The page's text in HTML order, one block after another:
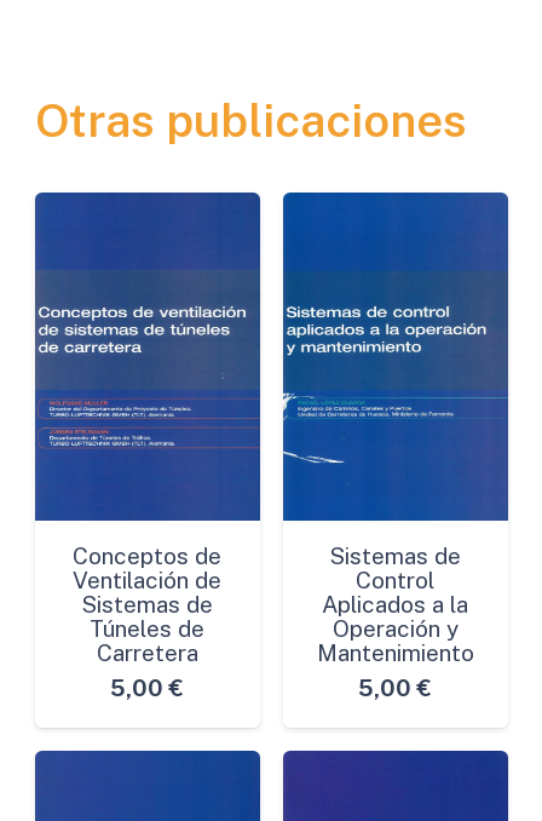
Bituminosas
cantidad
Otras publicaciones
Conceptos de
Ventilación de
Sistemas de
Túneles de
Carretera
5,00 €
Sistemas de
Control
Aplicados a la
Operación y
Mantenimiento
5,00 €